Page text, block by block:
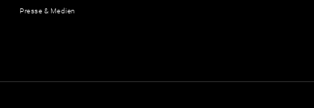
Presse & Medien